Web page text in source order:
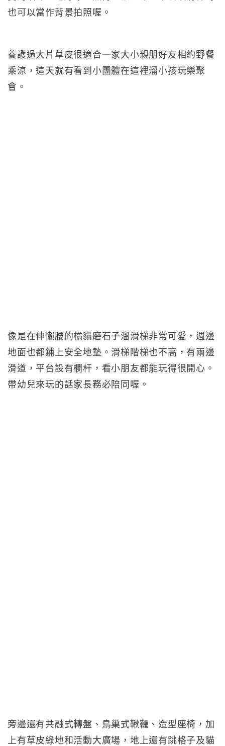
也可以當作背景拍照喔。
養護過大片草皮很適合一家大小親朋好友相約野餐
乘涼，這天就有看到小團體在這裡溜小孩玩樂聚
會。
像是在伸懶腰的橘貓磨石子溜滑梯非常可愛，週邊
地面也都鋪上安全地墊。滑梯階梯也不高，有兩邊
滑道，平台設有欄杆，看小朋友都能玩得很開心。
帶幼兒來玩的話家長務必陪同喔。
旁邊還有共融式轉盤、鳥巢式鞦韆、造型座椅，加
上有草皮綠地和活動大廣場，地上還有跳格子及貓